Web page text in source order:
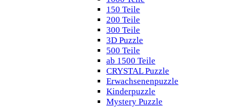
150 Teile
200 Teile
300 Teile
3D Puzzle
500 Teile
ab 1500 Teile
CRYSTAL Puzzle
Erwachsenenpuzzle
Kinderpuzzle
Mystery Puzzle